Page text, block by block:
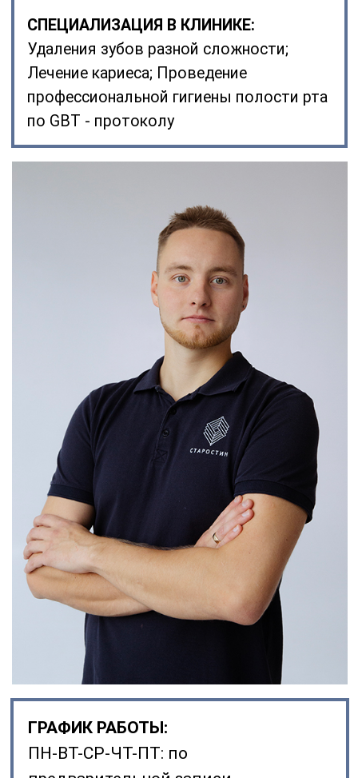
предварительной записи
Хирургияот 4 500;
Профессиональная гигиена
полости рта по GBT-протоколу
- от 5 000;
Обучение и подбор средств
для домашнего ухода за